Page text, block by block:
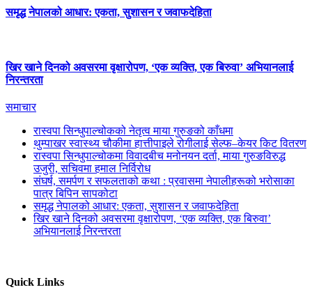
समृद्ध नेपालको आधार: एकता, सुशासन र जवाफदेहिता
खिर खाने दिनको अवसरमा वृक्षारोपण, ‘एक व्यक्ति, एक बिरुवा’ अभियानलाई
निरन्तरता
समाचार
रास्वपा सिन्धुपाल्चोकको नेतृत्व माया गुरुङको काँधमा
थुम्पाखर स्वास्थ्य चौकीमा हात्तीपाइले रोगीलाई सेल्फ–केयर किट वितरण
रास्वपा सिन्धुपाल्चोकमा विवादबीच मनोनयन दर्ता, माया गुरुङविरुद्ध
उजुरी, सचिवमा हमाल निर्विरोध
संघर्ष, समर्पण र सफलताको कथा : प्रवासमा नेपालीहरूको भरोसाका
पात्र बिपिन सापकोटा
समृद्ध नेपालको आधार: एकता, सुशासन र जवाफदेहिता
खिर खाने दिनको अवसरमा वृक्षारोपण, ‘एक व्यक्ति, एक बिरुवा’
अभियानलाई निरन्तरता
Quick Links